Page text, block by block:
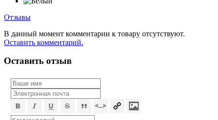
Отзывы
В данный момент комментарии к товару отсутствуют.
Оставить комментарий.
Оставить отзыв